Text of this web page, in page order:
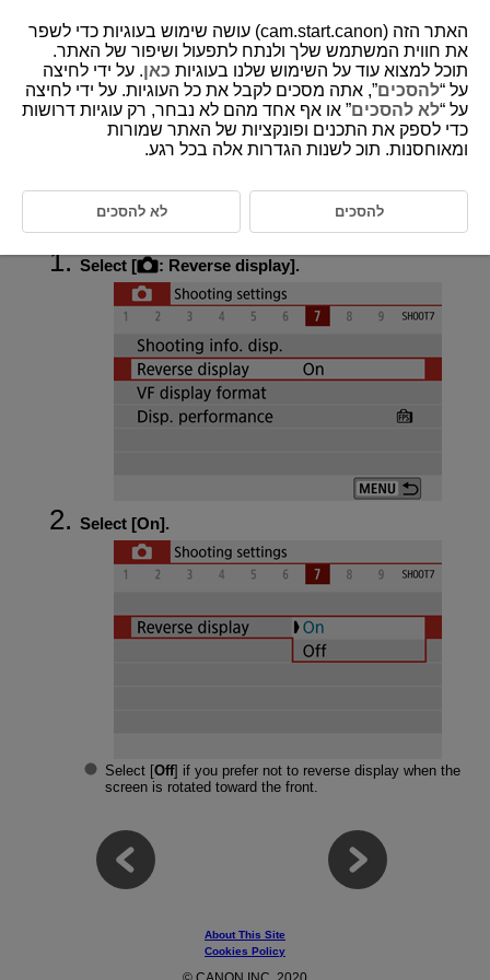
D101-090
Reverse Display
A mirror image can be displayed when you shoot with the screen rotated
toward the subject (toward the front of the camera).
Select [ : Reverse display].
Select [On].
Select [Off] if you prefer not to reverse display when the
screen is rotated toward the front.
About This Site
Cookies Policy
האתר הזה (cam.start.canon) עושה שימוש בעוגיות כדי לשפר
את חווית המשתמש שלך ולנתח לתפעול ושיפור של האתר.
תוכל למצוא עוד על השימוש שלנו בעוגיות כאן. על ידי לחיצה
על “להסכים”, אתה מסכים לקבל את כל העוגיות. על ידי לחיצה
על “לא להסכים” או אף אחד מהם לא נבחר, רק עוגיות דרושות
כדי לספק את התכנים ופונקציות של האתר שמורות
ומאוחסנות. תוכ לשנות הגדרות אלה בכל רגע.
להסכים לא להסכים